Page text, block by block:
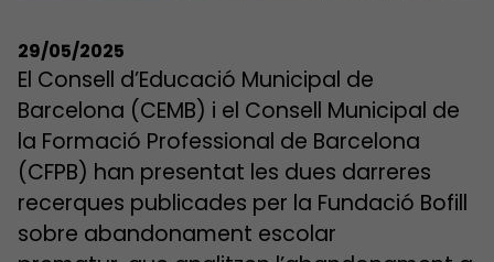
29/05/2025
El Consell d’Educació Municipal de
Barcelona (CEMB) i el Consell Municipal de
la Formació Professional de Barcelona
(CFPB) han presentat les dues darreres
recerques publicades per la Fundació Bofill
sobre abandonament escolar